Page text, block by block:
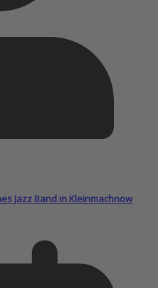
Jazz Band in Kleinmachnow